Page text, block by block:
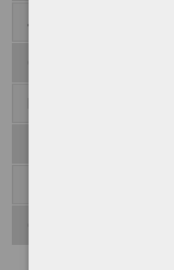
Jednostki
Załatwianie spraw,